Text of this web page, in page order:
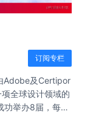
订阅专栏
Adobe及Certipor
全球设计领域的
举办8届，每年
赛者。